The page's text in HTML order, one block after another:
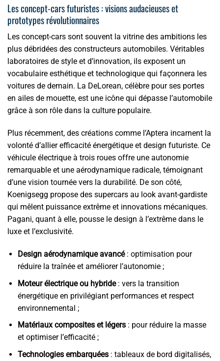
Les concept-cars futuristes : visions audacieuses et
prototypes révolutionnaires
Les concept-cars sont souvent la vitrine des ambitions les
plus débridées des constructeurs automobiles. Véritables
laboratoires de style et d’innovation, ils exposent un
vocabulaire esthétique et technologique qui façonnera les
voitures de demain. La DeLorean, célèbre pour ses portes
en ailes de mouette, est une icône qui dépasse l’automobile
grâce à son rôle dans la culture populaire.
Plus récemment, des créations comme l’Aptera incarnent la
volonté d’allier efficacité énergétique et design futuriste. Ce
véhicule électrique à trois roues offre une autonomie
remarquable et une aérodynamique radicale, témoignant
d’une vision tournée vers la durabilité. De son côté,
Koenigsegg propose des supercars au look avant-gardiste
qui mêlent puissance extrême et innovations mécaniques.
Pagani, quant à elle, pousse le design à l’extrême dans le
luxe et l’exclusivité.
Design aérodynamique avancé: optimisation pour
réduire la traînée et améliorer l’autonomie ;
Moteur électrique ou hybride: vers la transition
énergétique en privilégiant performances et respect
environnemental ;
Matériaux composites et légers: pour réduire la masse
et optimiser l’efficacité ;
Technologies embarquées: tableaux de bord digitalisés,